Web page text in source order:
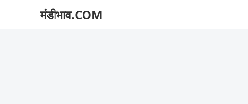
मंडीभाव.COM